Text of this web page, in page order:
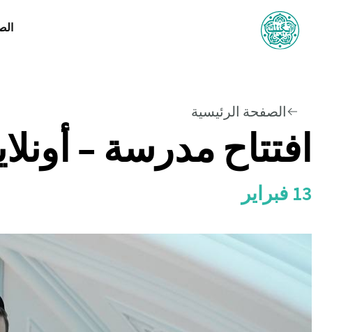
الصفحة الرئيسية
افتتاح مدرسة –
13 فبراير